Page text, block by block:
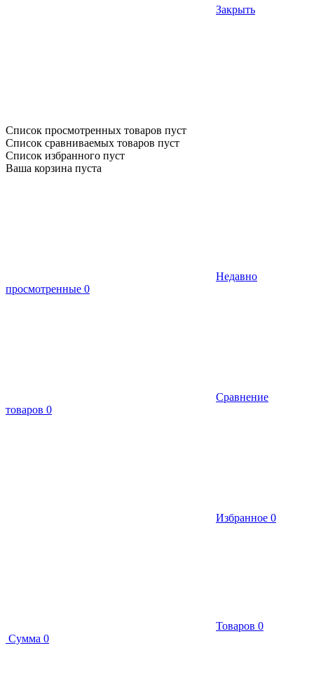
Закрыть
Список просмотренных товаров пуст
Список сравниваемых товаров пуст
Список избранного пуст
Ваша корзина пуста
Недавно
просмотренные 0
Сравнение
товаров 0
Избранное 0
Товаров 0
Сумма 0